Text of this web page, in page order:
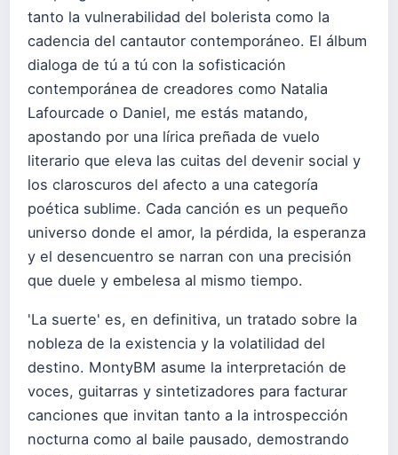
tanto la vulnerabilidad del bolerista como la
cadencia del cantautor contemporáneo. El álbum
dialoga de tú a tú con la sofisticación
contemporánea de creadores como Natalia
Lafourcade o Daniel, me estás matando,
apostando por una lírica preñada de vuelo
literario que eleva las cuitas del devenir social y
los claroscuros del afecto a una categoría
poética sublime. Cada canción es un pequeño
universo donde el amor, la pérdida, la esperanza
y el desencuentro se narran con una precisión
que duele y embelesa al mismo tiempo.
'La suerte' es, en definitiva, un tratado sobre la
nobleza de la existencia y la volatilidad del
destino. MontyBM asume la interpretación de
voces, guitarras y sintetizadores para facturar
canciones que invitan tanto a la introspección
nocturna como al baile pausado, demostrando